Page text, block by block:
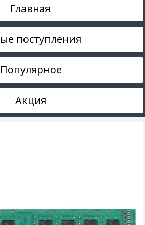
Главная
поступления
Популярное
Акция